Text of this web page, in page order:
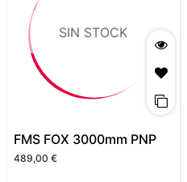
SIN STOCK
FMS FOX 3000mm PNP
489,00 €